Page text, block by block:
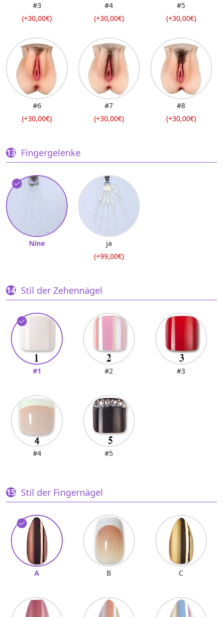
#3
(+30,00€)
#4
(+30,00€)
#5
(+30,00€)
#6
(+30,00€)
#7
(+30,00€)
#8
(+30,00€)
Fingergelenke
Nine
ja
(+99,00€)
Stil der Zehennägel
#1 #2 #3
#4 #5
Stil der Fingernägel
A B C